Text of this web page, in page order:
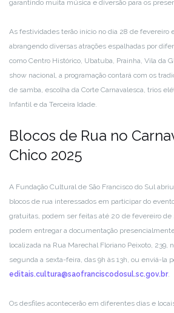
garantindo muita música e diversão para os
As festividades terão início no dia 28 de fevereiro
abrangendo diversas atrações espalhadas por
como Centro Histórico, Ubatuba, Prainha, Vila da
show nacional, a programação contará com os
de samba, escolha da Corte Carnavalesca, trios
Infantil e da Terceira Idade.
Blocos de Rua no
Chico 2025
A Fundação Cultural de São Francisco do Sul
blocos de rua interessados em participar do
gratuitas, podem ser feitas até 20 de fevereiro de
podem entregar a documentação
localizada na Rua Marechal Floriano Peixoto, 239,
segunda a sexta-feira, das 9h às 13h, ou enviá-la
editais.cultura@saofranciscodosul.sc.gov.br.
Os desfiles acontecerão em diferentes dias e